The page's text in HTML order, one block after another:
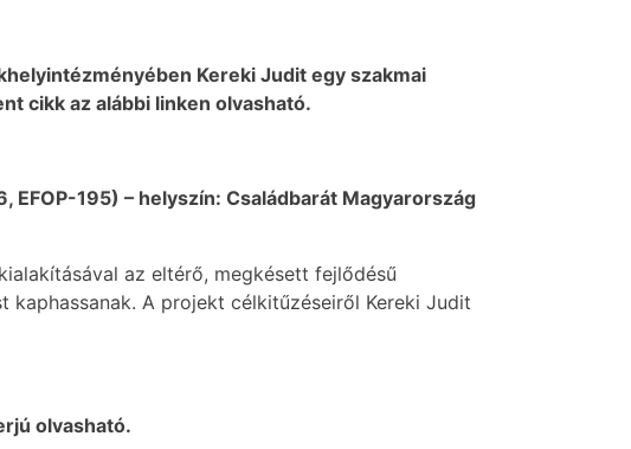
Kereki Judit egy szakmai
cikk az alábbi linken olvasható.
EFOP-195) – helyszín: Családbarát Magyarország
az eltérő, megkésett fejlődésű
A projekt célkitűzéseiről Kereki Judit
olvasható.